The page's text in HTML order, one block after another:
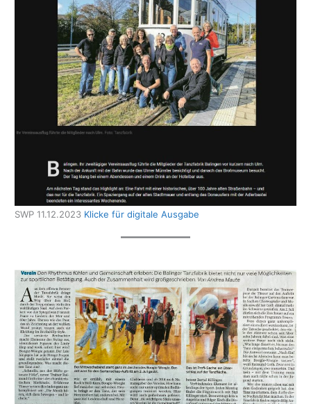
SWP 11.12.2023 Klicke für digitale Ausgabe